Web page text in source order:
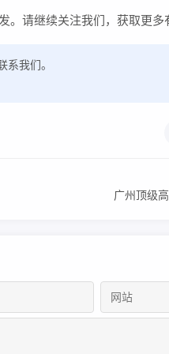
请继续关注我们，获取更多
我们。
广州顶级